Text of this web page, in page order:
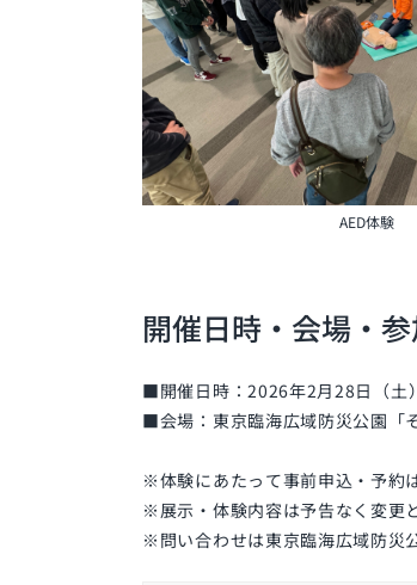
AED体験
開催日時・会場・
■開催日時：2026年2月28日（
■会場：東京臨海広域防災公園
※体験にあたって事前申込・予約
※展示・体験内容は予告なく変更
※問い合わせは東京臨海広域防災